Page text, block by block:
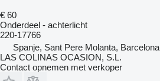
€ 60
Onderdeel - achterlicht
220-17766
Spanje, Sant Pere Molanta, Barcelona
LAS COLINAS OCASION, S.L.
Contact opnemen met verkoper